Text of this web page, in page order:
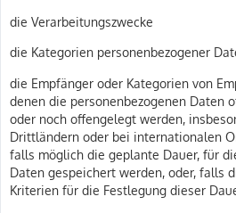
die Verarbeitungszwecke
die Kategorien personenbezogener
die Empfänger oder Kategorien von
denen die personenbezogenen Daten
oder noch offengelegt werden,
Drittländern oder bei internationalen
falls möglich die geplante Dauer, für
Daten gespeichert werden, oder, falls
Kriterien für die Festlegung dieser